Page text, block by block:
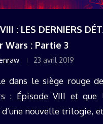
: LES DERNIERS
Wars : Partie 3
23 avril 2019
dans le siège rouge
: Épisode VIII et que
nouvelle trilogie,